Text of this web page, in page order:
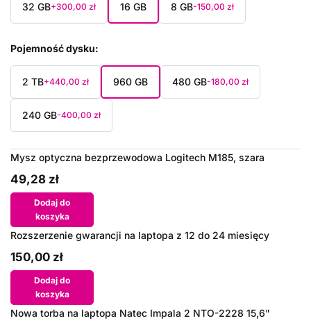
32 GB+300,00 zł 16 GB 8 GB-150,00 zł
Pojemność dysku
2 TB+440,00 zł 960 GB 480 GB-180,00 zł
240 GB-400,00 zł
Mysz optyczna bezprzewodowa Logitech M185, szara
49,28 zł
Dodaj do
koszyka
Rozszerzenie gwarancji na laptopa z 12 do 24 miesięcy
150,00 zł
Dodaj do
koszyka
Nowa torba na laptopa Natec Impala 2 NTO-2228 15,6"